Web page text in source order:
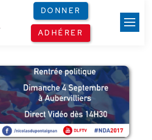
DONNER
ADHÉRER
cookies